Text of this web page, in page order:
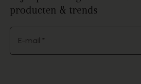
producten & trends
E-mail *